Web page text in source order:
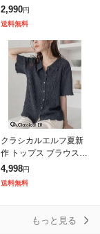
ャツ カットソー 半袖
レディース 着痩せ 華奢
見え フレンチスリーブ
パフス
2,990円
送料無料
クラシカルエルフ夏新
作 トップス ブラウス
レディース メロウシャ
ツ 半袖 オーバーサイズ
ポップコーン ジャガー
4,998円
送料無料
もっと見る